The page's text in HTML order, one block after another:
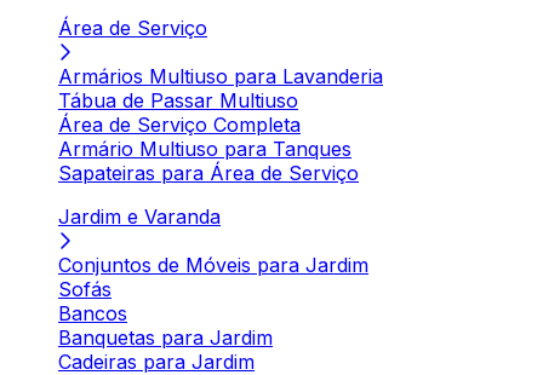
Área de Serviço
Armários Multiuso para Lavanderia
Tábua de Passar Multiuso
Área de Serviço Completa
Armário Multiuso para Tanques
Sapateiras para Área de Serviço
Jardim e Varanda
Conjuntos de Móveis para Jardim
Sofás
Bancos
Banquetas para Jardim
Cadeiras para Jardim